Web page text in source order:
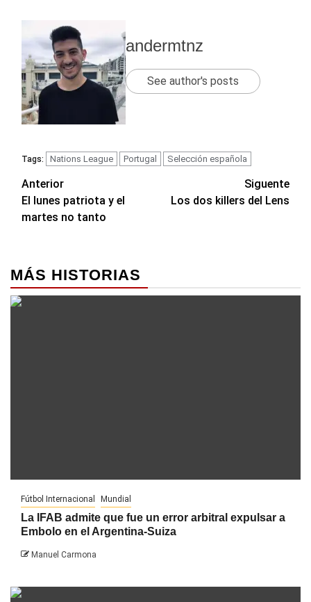
andermtnz
See author's posts
Tags: Nations League Portugal Selección española
Navegación
de
Anterior
El lunes patriota y el
martes no tanto
Siguente
Los dos killers del Lens
MÁS HISTORIAS
Fútbol Internacional Mundial
La IFAB admite que fue un error arbitral expulsar a
Embolo en el Argentina-Suiza
Manuel Carmona